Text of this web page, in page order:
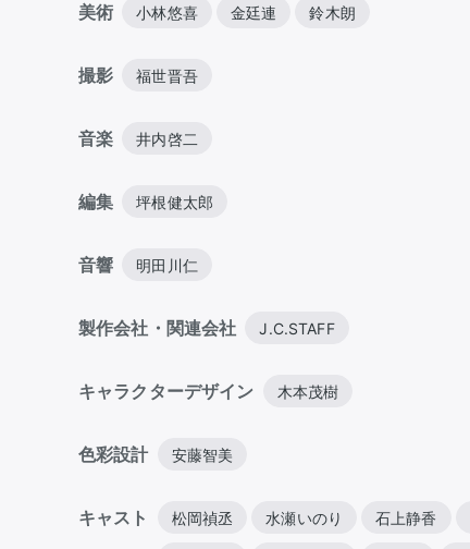
美術 小林悠喜 金廷連 鈴木朗
撮影 福世晋吾
音楽 井内啓二
編集 坪根健太郎
音響 明田川仁
製作会社・関連会社 J.C.STAFF
キャラクターデザイン 木本茂樹
色彩設計 安藤智美
キャスト 松岡禎丞 水瀬いのり 石上静香